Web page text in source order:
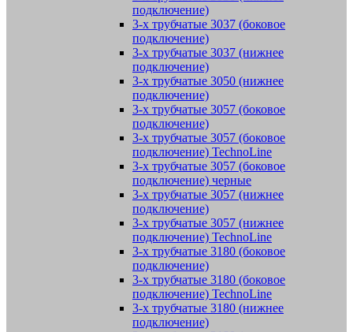
подключение)
3-х трубчатые 3037 (боковое
подключение)
3-х трубчатые 3037 (нижнее
подключение)
3-х трубчатые 3050 (нижнее
подключение)
3-х трубчатые 3057 (боковое
подключение)
3-х трубчатые 3057 (боковое
подключение) TechnoLine
3-х трубчатые 3057 (боковое
подключение) черные
3-х трубчатые 3057 (нижнее
подключение)
3-х трубчатые 3057 (нижнее
подключение) TechnoLine
3-х трубчатые 3180 (боковое
подключение)
3-х трубчатые 3180 (боковое
подключение) TechnoLine
3-х трубчатые 3180 (нижнее
подключение)